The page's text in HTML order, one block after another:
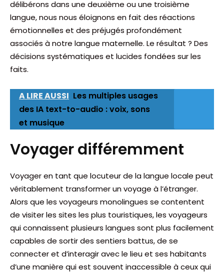
délibérons dans une deuxième ou une troisième
langue, nous nous éloignons en fait des réactions
émotionnelles et des préjugés profondément
associés à notre langue maternelle. Le résultat ? Des
décisions systématiques et lucides fondées sur les
faits.
A LIRE AUSSI Les multiples usages
des IA text-to-audio : voix, sons
et musique
Voyager différemment
Voyager en tant que locuteur de la langue locale peut
véritablement transformer un voyage à l’étranger.
Alors que les voyageurs monolingues se contentent
de visiter les sites les plus touristiques, les voyageurs
qui connaissent plusieurs langues sont plus facilement
capables de sortir des sentiers battus, de se
connecter et d’interagir avec le lieu et ses habitants
d’une manière qui est souvent inaccessible à ceux qui